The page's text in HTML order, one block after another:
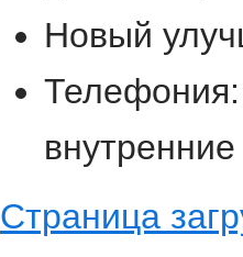
Новый
Страница